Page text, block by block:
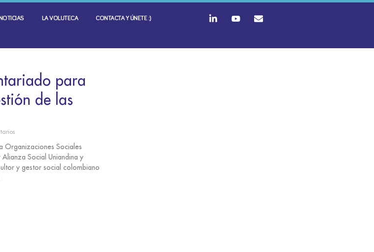
LA VOLUTECA CONTACTA Y ÚNETE :)
para
de las
Organizaciones Sociales
Social Uniandina y
y gestor social colombiano